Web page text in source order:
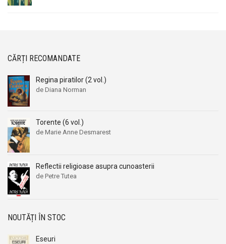
CĂRȚI RECOMANDATE
Regina piratilor (2 vol.)
de Diana Norman
Torente (6 vol.)
de Marie Anne Desmarest
Reflectii religioase asupra cunoasterii
de Petre Tutea
NOUTĂȚI ÎN STOC
Eseuri